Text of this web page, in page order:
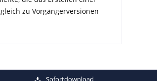
zu Vorgängerversionen
Sofortdownload